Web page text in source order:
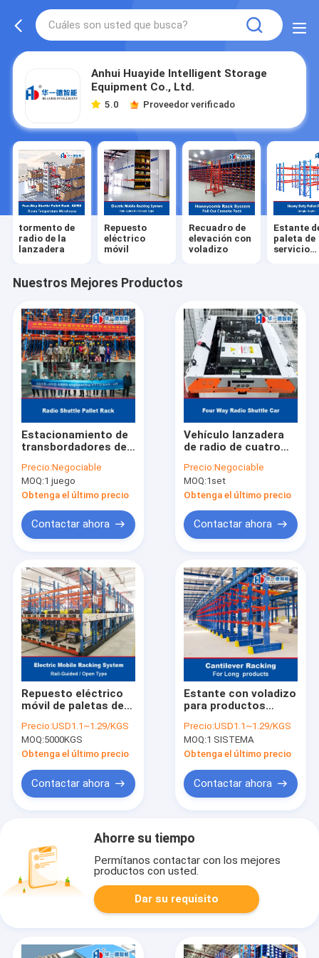
Anhui Huayide Intelligent Storage
Equipment Co., Ltd.
5.0 Proveedor verificado
tormento de
radio de la
lanzadera
Repuesto
eléctrico
móvil
Recuadro de
elevación con
voladizo
Estante
paleta de
servicio
Nuestros Mejores Productos
Estacionamiento de
transbordadores de
Estacionamiento de
transbordadores de
paletas
Precio:Negociable
MOQ:1 juego
Obtenga el último precio
Contactar ahora
Vehículo lanzadera
de radio de cuatro
automático de
almacenamiento y
recuperación (ASRS)
estanterías tipo
runner
Precio:Negociable
MOQ:1set
Obtenga el último precio
Contactar ahora
Repuesto eléctrico
móvil de paletas de
mercancías de
transporte de
mercancías de
mercancías de
transporte de
Precio:USD1.1~1.29/KGS
MOQ:5000KGS
Obtenga el último precio
Contactar ahora
Estante con voladizo
para productos
de una o dos caras
Estante de
almacenamiento
Precio:USD1.1~1.29/KGS
MOQ:1 SISTEMA
Obtenga el último precio
Contactar ahora
Ahorre su tiempo
Permítanos contactar con los mejores
productos con usted.
Dar su requisito